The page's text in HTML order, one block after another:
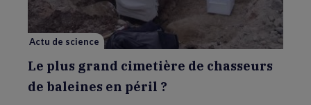
chasseurs
de
baleines
en
?
Actu de science
Le plus grand cimetière de chasseurs
de baleines en péril ?